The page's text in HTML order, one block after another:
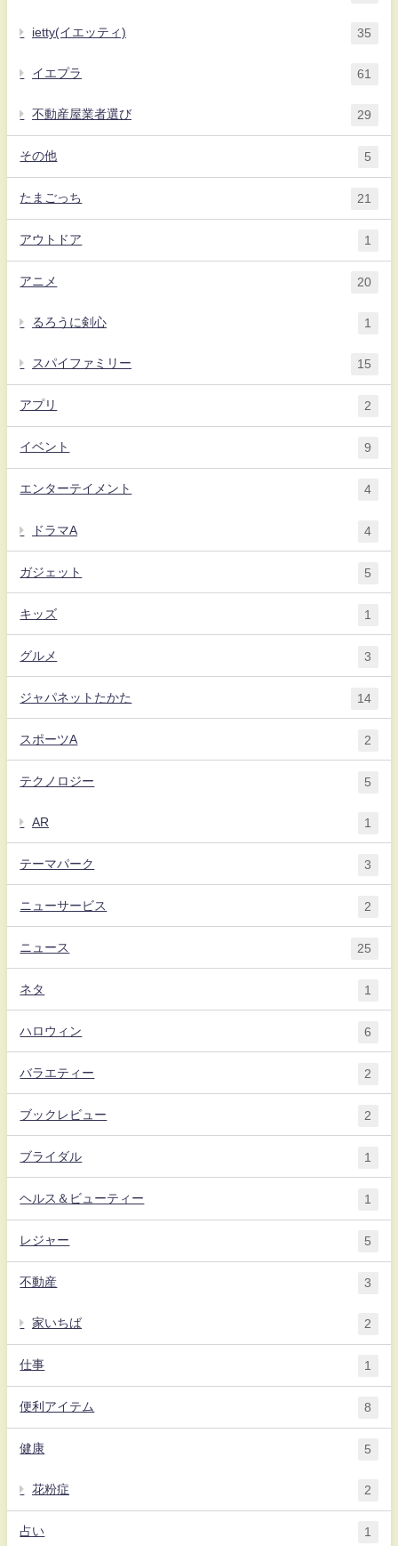
ietty(イエッティ) 35
イエプラ 61
不動産屋業者選び 29
その他 5
たまごっち 21
アウトドア 1
アニメ 20
るろうに剣心 1
スパイファミリー 15
アプリ 2
イベント 9
エンターテイメント 4
ドラマA 4
ガジェット 5
キッズ 1
グルメ 3
ジャパネットたかた 14
スポーツA 2
テクノロジー 5
AR 1
テーマパーク 3
ニューサービス 2
ニュース 25
ネタ 1
ハロウィン 6
バラエティー 2
ブックレビュー 2
ブライダル 1
ヘルス＆ビューティー 1
レジャー 5
不動産 3
家いちば 2
仕事 1
便利アイテム 8
健康 5
花粉症 2
占い 1